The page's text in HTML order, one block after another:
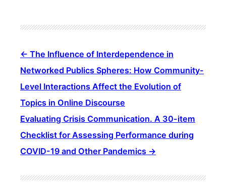
The Influence of Interdependence in
Networked Publics Spheres: How Community-
Level Interactions Affect the Evolution of
Topics in Online Discourse
Evaluating Crisis Communication. A 30-item
Checklist for Assessing Performance during
COVID-19 and Other Pandemics